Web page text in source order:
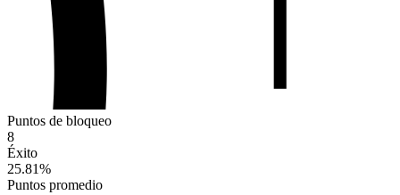
Puntos de bloqueo
8
Éxito
25.81%
Puntos promedio